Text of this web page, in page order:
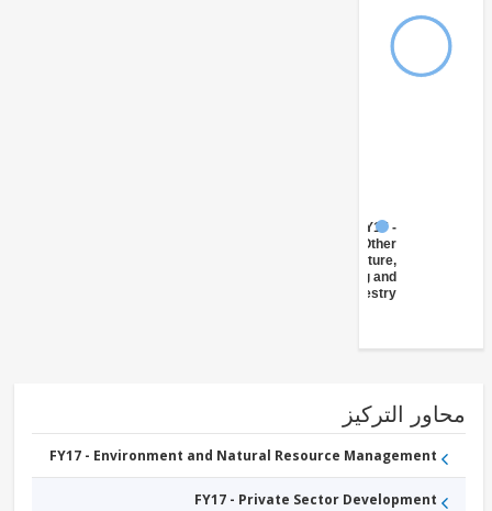
Agriculture,
Fishing and
التركيز
FY17 - Environment and Natural Resource Management
FY17 - Private Sector Development